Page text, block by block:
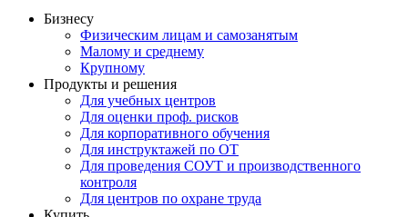
Бизнесу
Физическим лицам и самозанятым
Малому и среднему
Крупному
Продукты и решения
Для учебных центров
Для оценки проф. рисков
Для корпоративного обучения
Для инструктажей по ОТ
Для проведения СОУТ и производственного
контроля
Для центров по охране труда